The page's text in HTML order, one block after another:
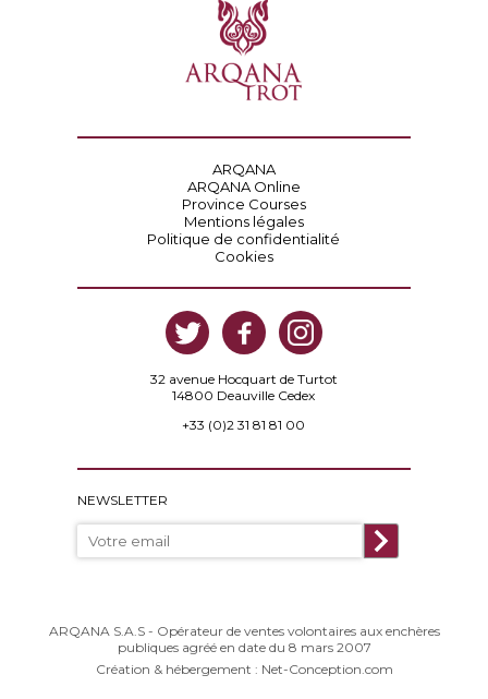
ARQANA
ARQANA Online
Province Courses
Mentions légales
Politique de confidentialité
Cookies
32 avenue Hocquart de Turtot
14800 Deauville Cedex
+33 (0)2 31 81 81 00
NEWSLETTER
ARQANA S.A.S - Opérateur de ventes volontaires aux enchères
publiques agréé en date du 8 mars 2007
Création & hébergement : Net-Conception.com